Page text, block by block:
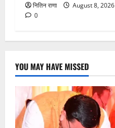
नितिन राणा
August 8, 2026
0
YOU MAY HAVE MISSED